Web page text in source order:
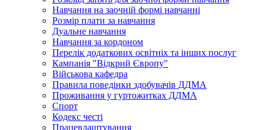
Навчання на заочній формі навчанні
Розмір плати за навчання
Дуальне навчання
Навчання за кордоном
Перелік додаткових освітніх та інших послуг
Кампанія "Відкрий Європу"
Військова кафедра
Правила поведінки здобувачів ДДМА
Проживання у гуртожитках ДДМА
Спорт
Кодекс честі
Працевлаштування